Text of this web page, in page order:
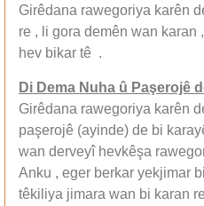
Girêdana rawegoriya karên
re , li gora demên wan karan
hev bikar tê .
Di Dema Nuha û Paşerojê
Girêdana rawegoriya karên
paşerojê (ayinde) de bi
wan derveyî hevkêşa
Anku , eger berkar yekjimar
têkiliya jimara wan bi karan